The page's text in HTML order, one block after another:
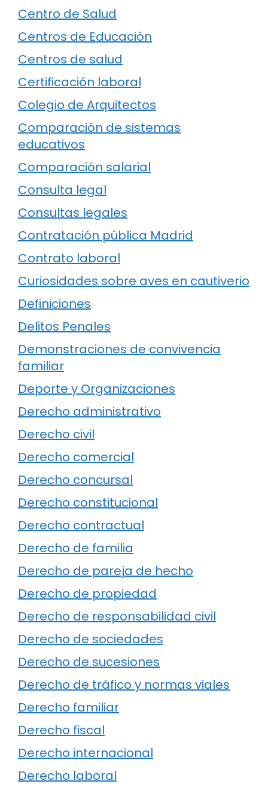
Centro de Salud
Centros de Educación
Centros de salud
Certificación laboral
Colegio de Arquitectos
Comparación de sistemas
educativos
Comparación salarial
Consulta legal
Consultas legales
Contratación pública Madrid
Contrato laboral
Curiosidades sobre aves en cautiverio
Definiciones
Delitos Penales
Demonstraciones de convivencia
familiar
Deporte y Organizaciones
Derecho administrativo
Derecho civil
Derecho comercial
Derecho concursal
Derecho constitucional
Derecho contractual
Derecho de familia
Derecho de pareja de hecho
Derecho de propiedad
Derecho de responsabilidad civil
Derecho de sociedades
Derecho de sucesiones
Derecho de tráfico y normas viales
Derecho familiar
Derecho fiscal
Derecho internacional
Derecho laboral